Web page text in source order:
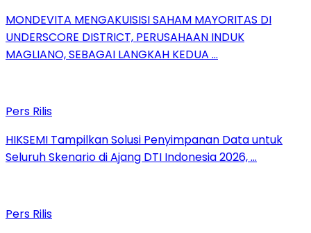
MONDEVITA MENGAKUISISI SAHAM MAYORITAS DI
UNDERSCORE DISTRICT, PERUSAHAAN INDUK
MAGLIANO, SEBAGAI LANGKAH KEDUA …
Pers Rilis
HIKSEMI Tampilkan Solusi Penyimpanan Data untuk
Seluruh Skenario di Ajang DTI Indonesia 2026, …
Pers Rilis